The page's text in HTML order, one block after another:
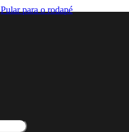
Pular para o rodapé